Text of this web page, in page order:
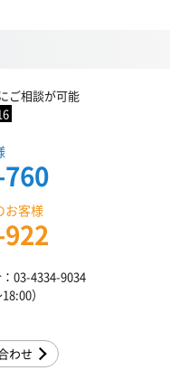
ご相談が可能
お客様
03-4334-9034
）
わせ